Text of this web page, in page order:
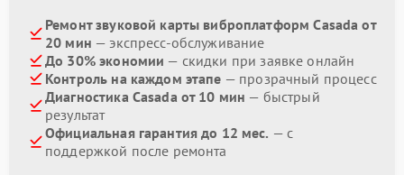
Ремонт звуковой карты виброплатформ Casada от
20 мин — экспресс-обслуживание
До 30% экономии — скидки при заявке онлайн
Контроль на каждом этапе — прозрачный процесс
Диагностика Casada от 10 мин — быстрый
результат
Официальная гарантия до 12 мес. — с
поддержкой после ремонта